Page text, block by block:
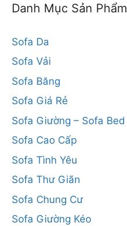
Danh Mục Sản Phẩm
Sofa Da
Sofa Vải
Sofa Băng
Sofa Giá Rẻ
Sofa Giường – Sofa Bed
Sofa Cao Cấp
Sofa Tình Yêu
Sofa Thư Giãn
Sofa Chung Cư
Sofa Giường Kéo